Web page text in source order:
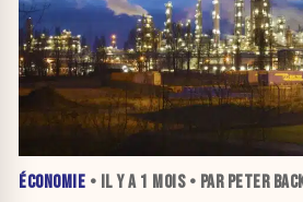
ÉCONOMIE • IL Y A 1 MOIS• PAR PETER